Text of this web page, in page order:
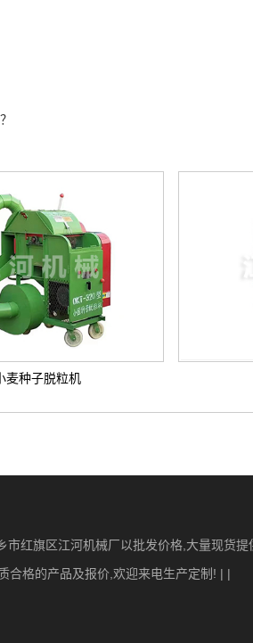
麦种子脱粒机
红旗区江河机械厂以批发价格,大量现货提
合格的产品及报价,欢迎来电生产定制! | |